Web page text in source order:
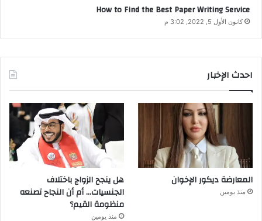
How to Find the Best Paper Writing Service
كانون الأول 5, 2022, 3:02 م
احدث الإخبار
المعارضة ديكور الإخوان
منذ يومين
هل ينجح الزواج باختلاف
الجنسيات… أم أن النجاح تصنعه
منظومة القيم؟
منذ يومين